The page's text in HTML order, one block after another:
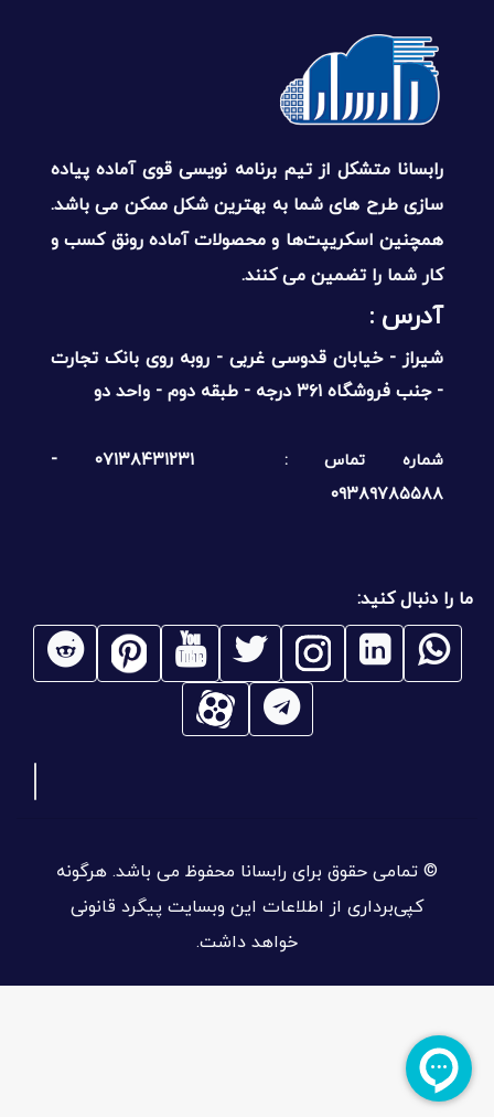
رابسانا متشکل از تیم برنامه نویسی قوی آماده پیاده
سازی طرح های شما به بهترین شکل ممکن می باشد.
همچنین اسکریپت‌ها و محصولات آماده رونق کسب و
کار شما را تضمین می کنند.
آدرس :‌
شیراز - خیابان قدوسی غربی - روبه روی بانک تجارت
- جنب فروشگاه ۳۶۱ درجه - طبقه دوم - واحد دو
شماره تماس :
۰۷۱۳۸۴۳۱۲۳۱ -
۰۹۳۸۹۷۸۵۵۸۸
ما را دنبال کنید:
© تمامی حقوق برای رابسانا محفوظ می باشد. هرگونه
کپی‌برداری از اطلاعات این وبسایت پیگرد قانونی
خواهد داشت.